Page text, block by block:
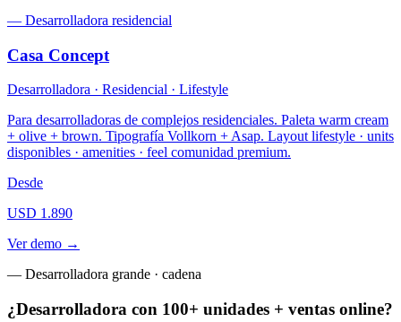
— Desarrolladora residencial
Casa Concept
Desarrolladora · Residencial · Lifestyle
Para desarrolladoras de complejos residenciales. Paleta warm cream
+ olive + brown. Tipografía Vollkorn + Asap. Layout lifestyle · units
disponibles · amenities · feel comunidad premium.
Desde
USD 1.890
Ver demo →
— Desarrolladora grande · cadena
¿Desarrolladora con 100+ unidades + ventas online?